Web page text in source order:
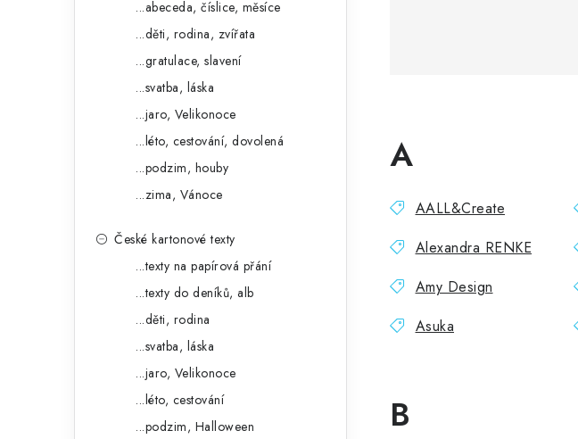
...abeceda, číslice, měsíce
...děti, rodina, zvířata
...gratulace, slavení
...svatba, láska
...jaro, Velikonoce
...léto, cestování, dovolená
...podzim, houby
...zima, Vánoce
České kartonové texty
...texty na papírová přání
...texty do deníků, alb
...děti, rodina
...svatba, láska
...jaro, Velikonoce
...léto, cestování
...podzim, Halloween
A
AALL&Create
Alexandra RENKE
Amy Design
Asuka
B